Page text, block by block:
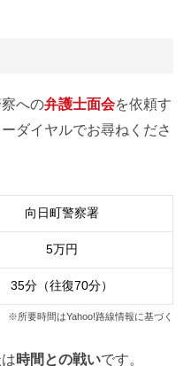
への弁護士面会を依頼す
ダイヤルでお尋ねくださ
向日町警察署
5万円
35分（往復70分）
※所要時間はYahoo!路線情報に基づく
時間との戦いです。